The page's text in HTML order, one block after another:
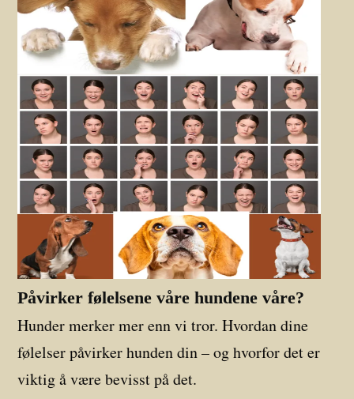
Påvirker følelsene våre hundene våre?
Hunder merker mer enn vi tror. Hvordan dine
følelser påvirker hunden din – og hvorfor det er
viktig å være bevisst på det.